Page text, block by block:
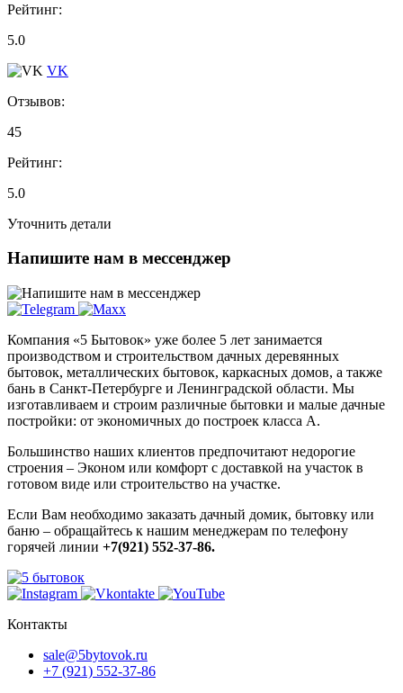
Рейтинг:
5.0
VK
Отзывов:
45
Рейтинг:
5.0
Уточнить детали
Напишите нам в мессенджер
Компания «5 Бытовок» уже более 5 лет занимается
производством и строительством дачных деревянных
бытовок, металлических бытовок, каркасных домов, а также
бань в Санкт-Петербурге и Ленинградской области. Мы
изготавливаем и строим различные бытовки и малые дачные
постройки: от экономичных до построек класса А.
Большинство наших клиентов предпочитают недорогие
строения – Эконом или комфорт с доставкой на участок в
готовом виде или строительство на участке.
Если Вам необходимо заказать дачный домик, бытовку или
баню – обращайтесь к нашим менеджерам по телефону
горячей линии +7(921) 552-37-86.
Контакты
sale@5bytovok.ru
+7 (921) 552-37-86